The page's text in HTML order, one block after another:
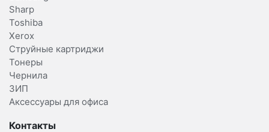
Sharp
Toshiba
Xerox
Струйные картриджи
Тонеры
Чернила
ЗИП
Аксессуары для офиса
Контакты